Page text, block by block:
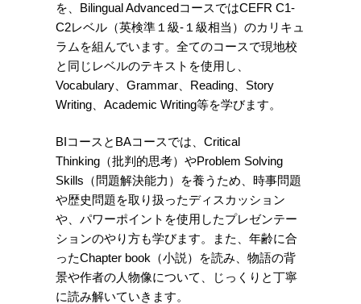
を、Bilingual AdvancedコースではCEFR C1-
C2レベル（英検準１級-１級相当）のカリキュ
ラムを組んでいます。 全てのコースで現地校
と同じレベルのテキストを使用し、
Vocabulary、Grammar、Reading、Story
Writing、Academic Writing等を学びます。
BIコースとBAコースでは、Critical
Thinking（批判的思考）やProblem Solving
Skills（問題解決能力）を養うため、時事問題
や歴史問題を取り扱ったディスカッション
や、パワーポイントを使用したプレゼンテー
ションのやり方も学びます。また、年齢に合
ったChapter book（小説）を読み、物語の背
景や作者の人物像について、じっくりと丁寧
に読み解いていきます。